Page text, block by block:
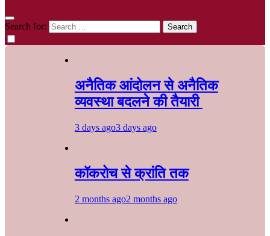
Search for:
अनैतिक आंदोलन से अनैतिक
व्यवस्था बदलने की तैयारी
3 days ago3 days ago
कॉकरोच से क्रांति तक
2 months ago2 months ago